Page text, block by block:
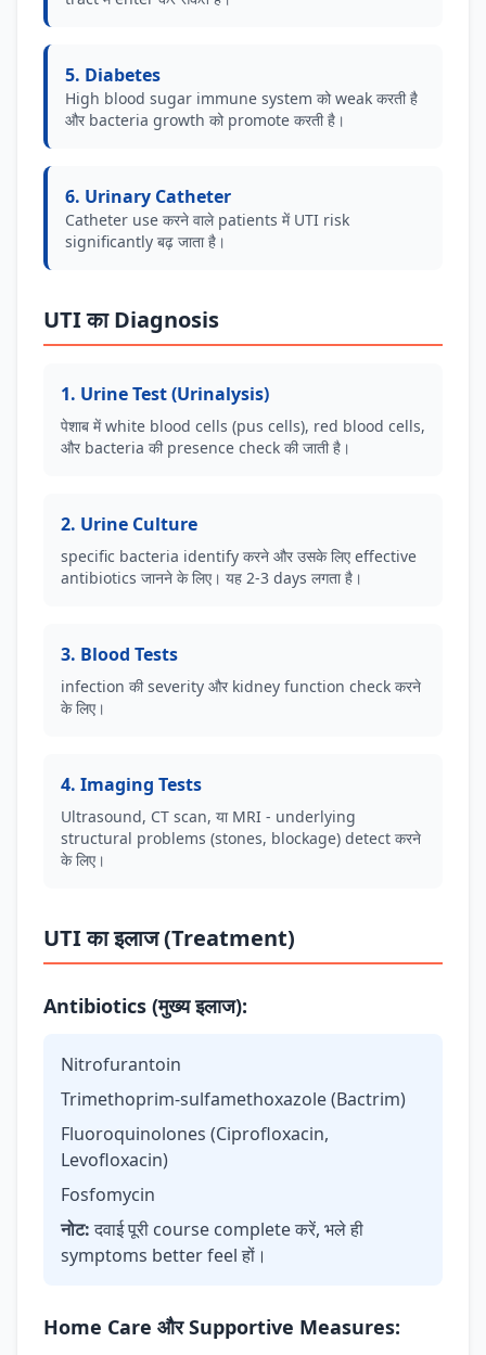
5. Diabetes
High blood sugar immune system को weak करती है
और bacteria growth को promote करती है।
6. Urinary Catheter
Catheter use करने वाले patients में UTI risk
significantly बढ़ जाता है।
UTI का Diagnosis
1. Urine Test (Urinalysis)
पेशाब में white blood cells (pus cells), red blood cells,
और bacteria की presence check की जाती है।
2. Urine Culture
specific bacteria identify करने और उसके लिए effective
antibiotics जानने के लिए। यह 2-3 days लगता है।
3. Blood Tests
infection की severity और kidney function check करने
के लिए।
4. Imaging Tests
Ultrasound, CT scan, या MRI - underlying
structural problems (stones, blockage) detect करने
के लिए।
UTI का इलाज (Treatment)
Antibiotics (मुख्य इलाज):
Nitrofurantoin
Trimethoprim-sulfamethoxazole (Bactrim)
Fluoroquinolones (Ciprofloxacin,
Levofloxacin)
Fosfomycin
नोट: दवाई पूरी course complete करें, भले ही
symptoms better feel हों।
Home Care और Supportive Measures: